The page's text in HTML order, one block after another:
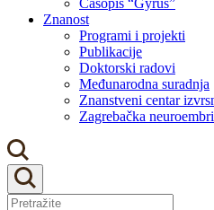
Časopis “Gyrus”
Znanost
Programi i projekti
Publikacije
Doktorski radovi
Međunarodna suradnja
Znanstveni centar
Zagrebačka